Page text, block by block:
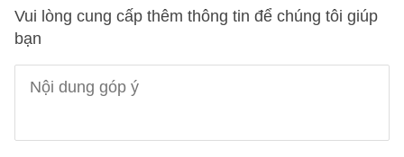
Vui lòng cung cấp thêm thông tin để chúng tôi giúp
bạn